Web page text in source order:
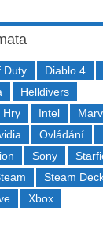
Duty Diablo 4
Helldivers
Hry Intel
Ovládání
Sony
Steam
Xbox